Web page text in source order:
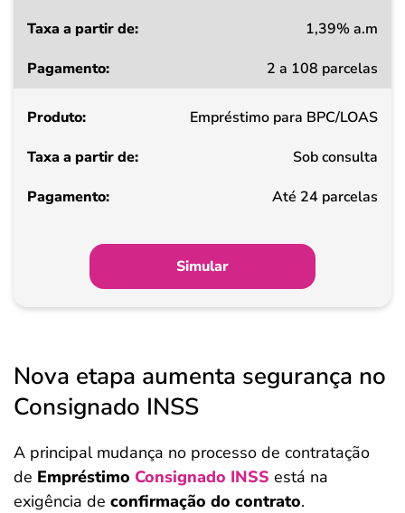
a
de
Pagamento
1,39% a.m
2 a 108 parcelas
Empréstimo para BPC/LOAS
Sob consulta
Até 24 parcelas
Simular
Nova etapa aumenta segurança no
Consignado INSS
A principal mudança no processo de contratação
de Empréstimo Consignado INSS está na
exigência de confirmação do contrato.